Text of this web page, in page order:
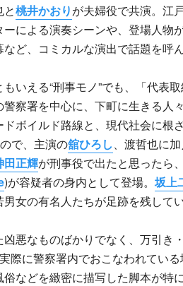
と桃井かおりが夫婦役で共演。江
による演奏シーンや、登場人物
ど、コミカルな演出で話題を呼ん
いえる“刑事モノ”でも、「代表
察署を中心に、下町に生きる人
ボイルド路線と、現代社会に根
で、主演の舘ひろし、 渡哲也に
田正輝が刑事役で出たと思ったら
)が容疑者の身内として登場。 坂上
女の有名人たちが足跡を残してい
悪なものばかりでなく、万引き
際に警察署内でおこなわれてい
などを緻密に描写した脚本が特